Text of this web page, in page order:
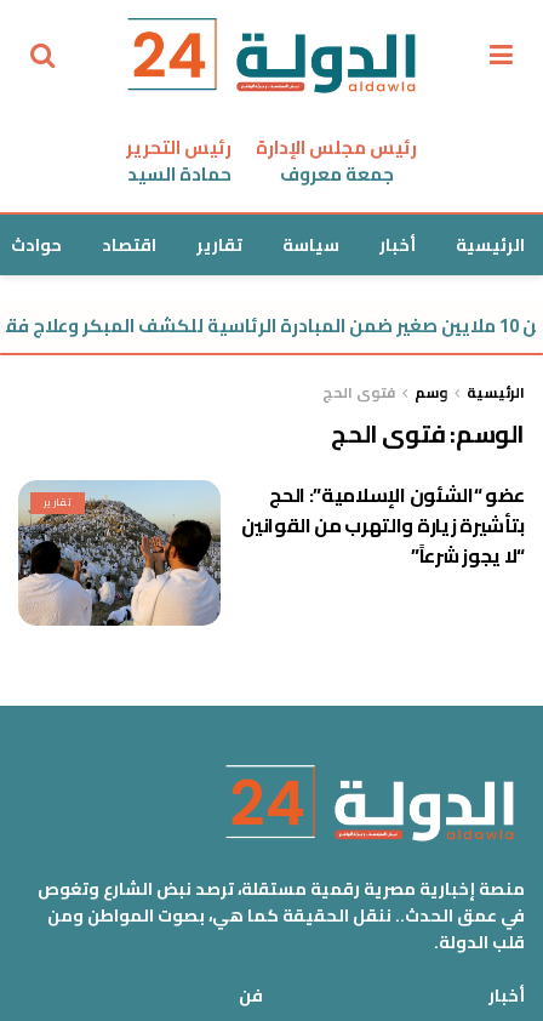
رئيس مجلس الإدارة
جمعة معروف
رئيس التحرير
حمادة السيد
الرئيسية أخبار سياسة تقارير اقتصاد حوادث
السمع
الرئيسية وسم فتوى الحج
الوسم:فتوى الحج
تقارير
عضو “الشئون الإسلامية”: الحج
بتأشيرة زيارة والتهرب من القوانين
“لا يجوز شرعاً”
منصة إخبارية مصرية رقمية مستقلة، ترصد نبض الشارع وتغوص
في عمق الحدث.. ننقل الحقيقة كما هي، بصوت المواطن ومن
قلب الدولة.
أخبار
فن